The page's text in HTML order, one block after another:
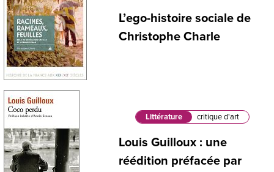
L’ego-histoire sociale de
Christophe Charle
Littérature critique d'art
Louis Guilloux : une
réédition préfacée par